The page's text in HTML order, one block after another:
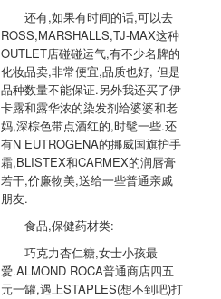
还有,如果有时间的话,可以去
ROSS,MARSHALLS,TJ-MAX这种
OUTLET店碰碰运气,有不少名牌的
化妆品卖,非常便宜,品质也好, 但是
品种数量不能保证.另外我还买了伊
卡露和露华浓的染发剂给婆婆和老
妈,深棕色带点酒红的,时髦一些.还
有N EUTROGENA的挪威国旗护手
霜,BLISTEX和CARMEX的润唇膏
若干,价廉物美,送给一些普通亲戚
朋友.
食品,保健药材类:
巧克力杏仁糖,女士小孩最
爱.ALMOND ROCA普通商店四五
元一罐,遇上STAPLES(想不到吧)打